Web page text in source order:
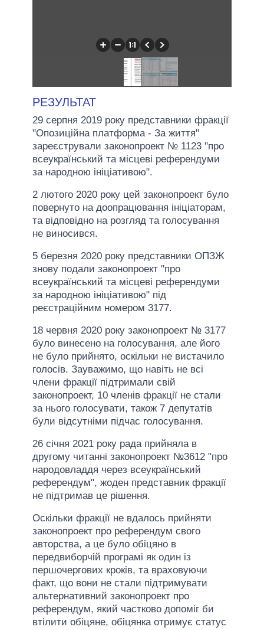
РЕЗУЛЬТАТ
29 серпня 2019 року представники фракції
"Опозиційна платформа - За життя"
зареєстрували законопроект № 1123 "про
всеукраїнський та місцеві референдуми
за народною ініціативою".
2 лютого 2020 року цей законопроект було
повернуто на доопрацювання ініціаторам,
та відповідно на розгляд та голосування
не виносився.
5 березня 2020 року представники ОПЗЖ
знову подали законопроект "про
всеукраїнський та місцеві референдуми
за народною ініціативою" під
реєстраційним номером 3177.
18 червня 2020 року законопроект № 3177
було винесено на голосування, але його
не було прийнято, оскільки не вистачило
голосів. Зауважимо, що навіть не всі
члени фракції підтримали свій
законопроект, 10 членів фракції не стали
за нього голосувати, також 7 депутатів
були відсутніми підчас голосування.
26 січня 2021 року рада прийняла в
другому читанні законопроект №3612 "про
народовладдя через всеукраїнський
референдум", жоден представник фракції
не підтримав це рішення.
Оскільки фракції не вдалось прийняти
законопроект про референдум свого
авторства, а це було обіцяно в
передвиборчій програмі як один із
першочергових кроків, та враховуючи
факт, що вони не стали підтримувати
альтернативний законопроект про
референдум, який частково допоміг би
втілити обіцяне, обіцянка отримує статус